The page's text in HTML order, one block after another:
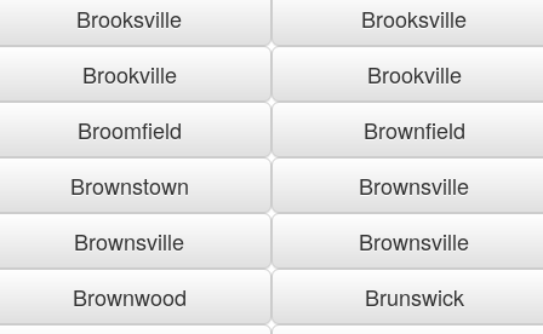
Brooksville
Brooksville
Brookville
Brookville
Broomfield
Brownfield
Brownstown
Brownsville
Brownsville
Brownsville
Brownwood
Brunswick